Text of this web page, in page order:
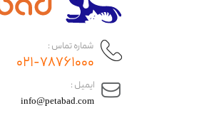
​ایمیل :
info@petabad.com
شماره تماس :
۰۲۱-۷۸۷۶۱۰۰۰